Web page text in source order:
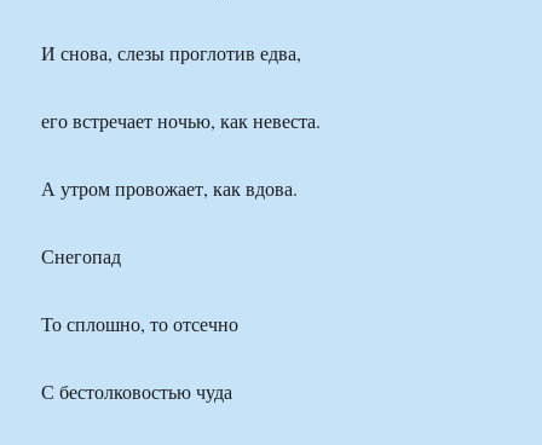
И снова, слезы проглотив едва,
его встречает ночью, как невеста.
А утром провожает, как вдова.
Снегопад
То сплошно, то отсечно
С бестолковостью чуда